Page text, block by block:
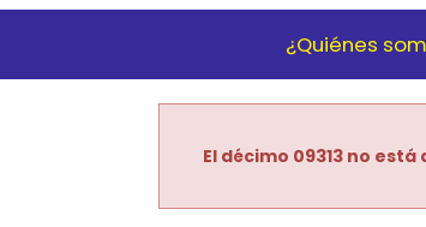
¿Quiénes
El décimo 09313 no